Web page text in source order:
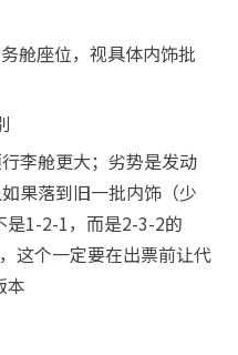
舱座位，视具体内饰批
李舱更大；劣势是发动
果落到旧一批内饰（少
是1-2-1，而是2-3-2的
这个一定要在出票前让代
本